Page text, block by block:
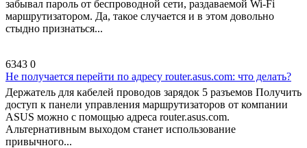
забывал пароль от беспроводной сети, раздаваемой Wi-Fi
маршрутизатором. Да, такое случается и в этом довольно
стыдно признаться...
6343 0
Не получается перейти по адресу router.asus.com: что делать?
Держатель для кабелей проводов зарядок 5 разъемов Получить
доступ к панели управления маршрутизаторов от компании
ASUS можно с помощью адреса router.asus.com.
Альтернативным выходом станет использование
привычного...